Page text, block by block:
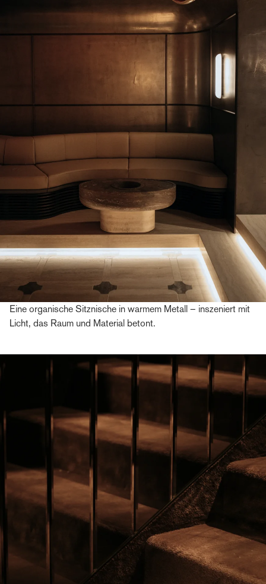
Eine organische Sitznische in warmem Metall – inszeniert mit
Licht, das Raum und Material betont.